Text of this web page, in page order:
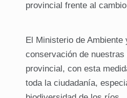
provincial frente al
El Ministerio de
conservación de
provincial, con esta
toda la ciudadanía,